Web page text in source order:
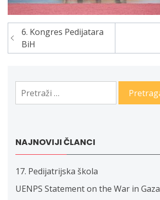
Navigacija
članaka
6. Kongres Pedijatara
BiH
Pretraga:
NAJNOVIJI ČLANCI
17. Pedijatrijska škola
UENPS Statement on the War in Gaza